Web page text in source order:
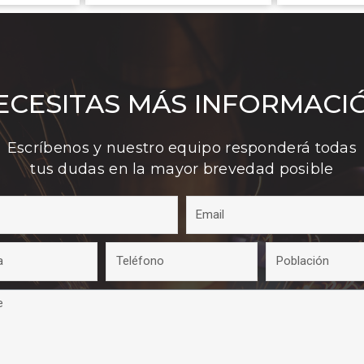
MÁS
Escríbenos y nuestro equipo responderá todas
tus dudas en la mayor brevedad posible